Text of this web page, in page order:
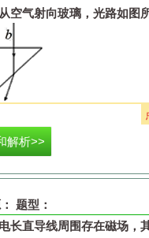
，则金属杆在导
水平向右的速度
水平向右的速度
空气射向玻璃，光路如
光的折射
空气进入玻璃棱镜后频率
下进行双缝干涉实验，
相同的入射角由玻璃射向
解析>>
题型：
长直导线周围存在磁场，